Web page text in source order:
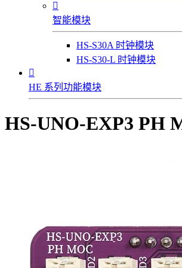

智能模块
HS-S30A 时钟模块
HS-S30-L 时钟模块

HE 系列功能模块
HS-UNO-EXP3 PH